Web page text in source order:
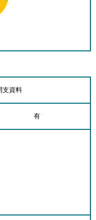
支資料
有